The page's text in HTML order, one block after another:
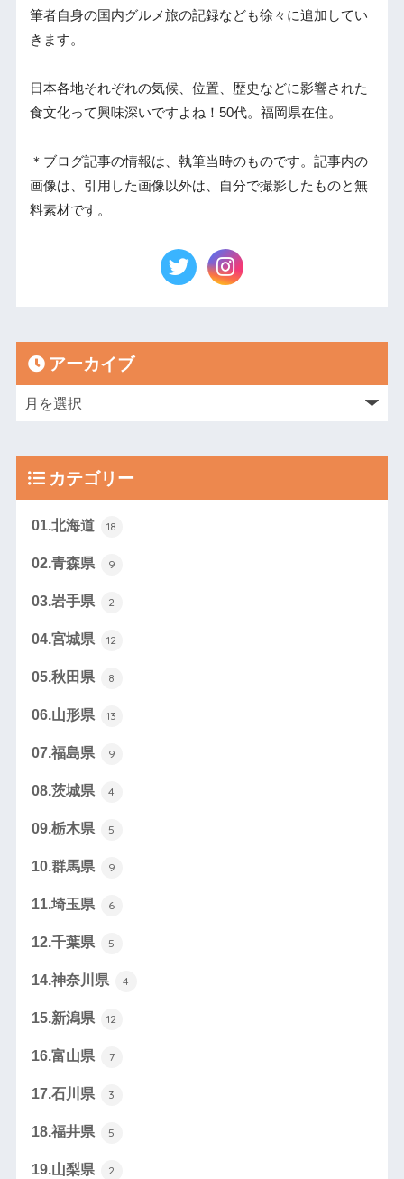
筆者自身の国内グルメ旅の記録なども徐々に追加してい
きます。
日本各地それぞれの気候、位置、歴史などに影響された
食文化って興味深いですよね！50代。福岡県在住。
＊ブログ記事の情報は、執筆当時のものです。記事内の
画像は、引用した画像以外は、自分で撮影したものと無
料素材です。
アーカイブ
カテゴリー
01.北海道 18
02.青森県 9
03.岩手県 2
04.宮城県 12
05.秋田県 8
06.山形県 13
07.福島県 9
08.茨城県 4
09.栃木県 5
10.群馬県 9
11.埼玉県 6
12.千葉県 5
14.神奈川県 4
15.新潟県 12
16.富山県 7
17.石川県 3
18.福井県 5
19.山梨県 2